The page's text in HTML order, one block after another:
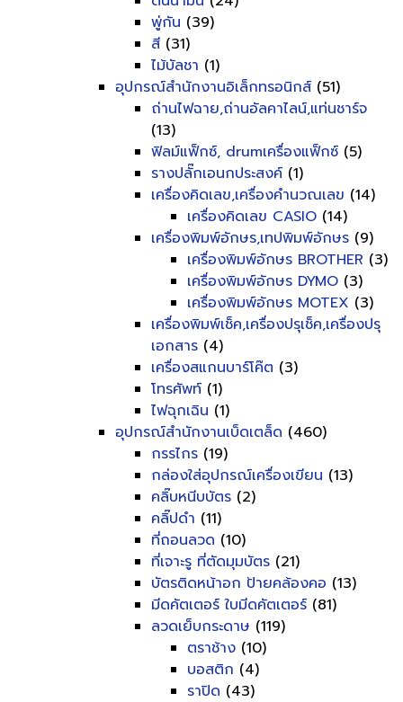
พู่กัน (39)
สี (31)
ไม้บัลชา (1)
อุปกรณ์สำนักงานอิเล็กทรอนิกส์ (51)
ถ่านไฟฉาย,ถ่านอัลคาไลน์,แท่นชาร์จ
(13)
ฟิลม์แฟ็กซ์, drumเครื่องแฟ็กซ์ (5)
รางปลั๊กเอนกประสงค์ (1)
เครื่องคิดเลข,เครื่องคำนวณเลข (14)
เครื่องคิดเลข CASIO (14)
เครื่องพิมพ์อักษร,เทปพิมพ์อักษร (9)
เครื่องพิมพ์อักษร BROTHER (3)
เครื่องพิมพ์อักษร DYMO (3)
เครื่องพิมพ์อักษร MOTEX (3)
เครื่องพิมพ์เช็ค,เครื่องปรุเช็ค,เครื่องปรุ
เอกสาร (4)
เครื่องสแกนบาร์โค๊ต (3)
โทรศัพท์ (1)
ไฟฉุกเฉิน (1)
อุปกรณ์สำนักงานเบ็ดเตล็ด (460)
กรรไกร (19)
กล่องใส่อุปกรณ์เครื่องเขียน (13)
คลิ๊บหนีบบัตร (2)
คลิ๊ปดำ (11)
ที่ถอนลวด (10)
ที่เจาะรู ที่ตัดมุมบัตร (21)
บัตรติดหน้าอก ป้ายคล้องคอ (13)
มีดคัตเตอร์ ใบมีดคัตเตอร์ (81)
ลวดเย็บกระดาษ (119)
ตราช้าง (10)
บอสติก (4)
ราปิด (43)